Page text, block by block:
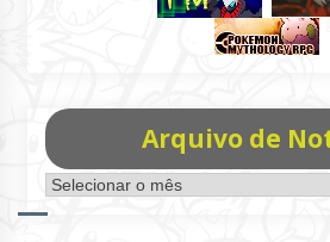
Arquivo de
Arquivo
de